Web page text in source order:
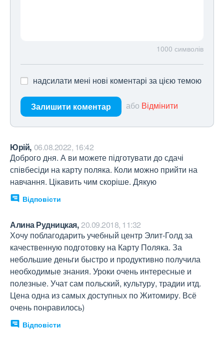
1000 символів
надсилати мені нові коментарі за цією темою
Залишити коментар або Відмінити
Юрій, 06.08.2022, 16:42
Доброго дня. А ви можете підготувати до сдачі
співбесіди на карту поляка. Коли можно прийти на
навчання. Цікавить чим скоріше. Дякую
Відповісти
Алина Рудницкая, 20.09.2018, 11:32
Хочу поблагодарить учебный центр Элит-Голд за
качественную подготовку на Карту Поляка. За
небольшие деньги быстро и продуктивно получила
необходимые знания. Уроки очень интересные и
полезные. Учат сам польский, культуру, традии итд.
Цена одна из самых доступных по Житомиру. Всё
очень понравилось)
Відповісти